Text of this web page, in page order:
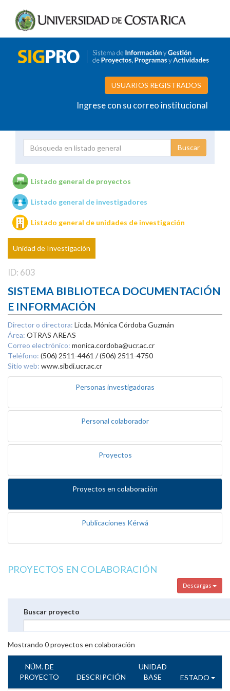
USUARIOS REGISTRADOS
Ingrese con su correo institucional
Unidades de investigación
Listado general de proyectos
Listado general de investigadores
Listado general de unidades de investigación
Unidad de Investigación
ID: 603
SISTEMA BIBLIOTECA DOCUMENTACIÓN
E INFORMACIÓN
Director o directora: Licda. Mónica Córdoba Guzmán
Área: OTRAS AREAS
Correo electrónico: monica.cordoba@ucr.ac.cr
Teléfono: (506) 2511-4461 / (506) 2511-4750
Sitio web: www.sibdi.ucr.ac.cr
Personas investigadoras
Personal colaborador
Proyectos
Proyectos en colaboración
Publicaciones Kérwá
PROYECTOS EN COLABORACIÓN
Descargas
Buscar proyecto
Mostrando 0proyectos en colaboración
NÚM. DE
PROYECTO
DESCRIPCIÓN
UNIDAD
BASE
ESTADO